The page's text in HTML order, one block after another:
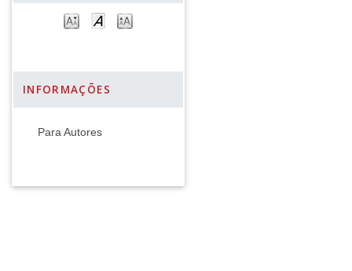
INFORMAÇÕES
Para Autores